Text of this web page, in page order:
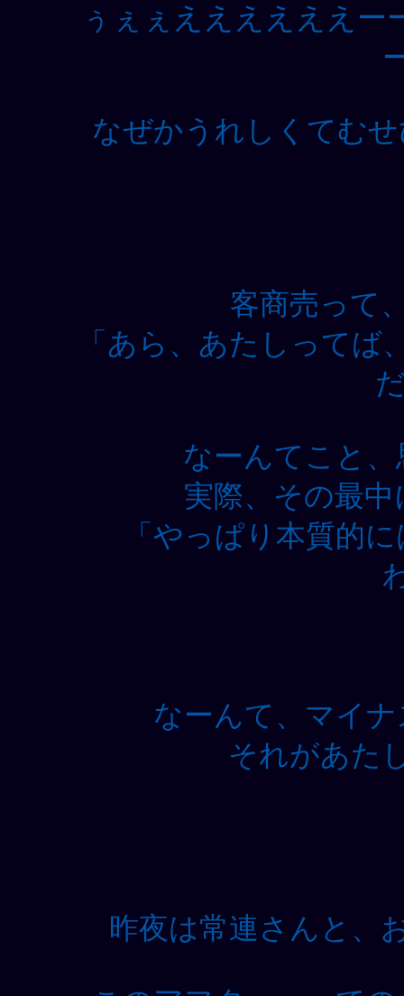
ぅぇぇええええええー
なぜかうれしくてむ
客商売って
「あら、あたしってば
なーんてこと
実際、その最
「やっぱり本質的
なーんて、マイ
それがあた
昨夜は常連さんと、